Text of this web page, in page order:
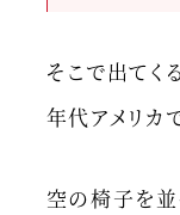
そこで出てく
年代アメリカ
空の椅子を並